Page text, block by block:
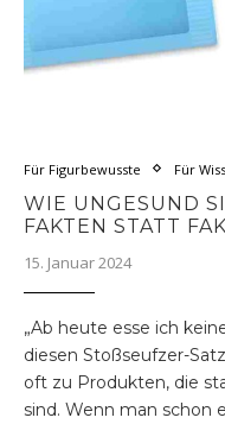
Für Figurbewusste Für
WIE UNGESUND
AKTEN STATT
15. Januar 2024
„Ab heute esse ich
diesen Stoßseufzer-
oft zu Produkten, die
sind. Wenn man schon